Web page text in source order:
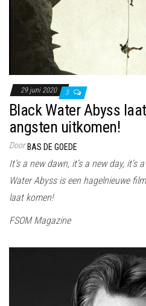
29 juni 2020 3
Black Water Abyss
angsten uitkomen!
Door BAS DE GOEDE
It’s a new dawn, it’s a new day, it’s
Water Abyss is een hagelnieuwe
laat komen!
FSOM Magazine